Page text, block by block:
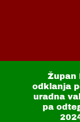
Župan
odklanja
uradna
pa